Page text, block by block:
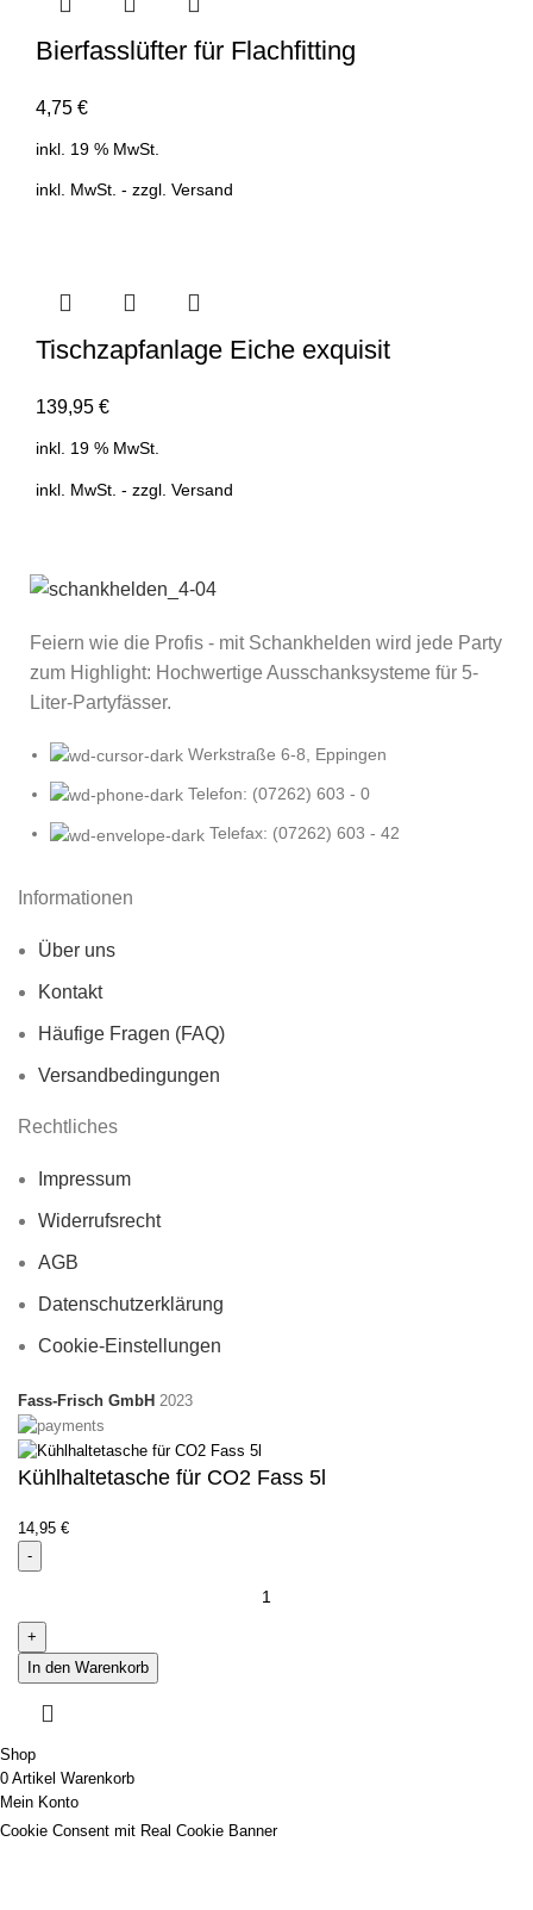
Bierfasslüfter für Flachfitting
4,75 €
inkl. 19 % MwSt.
inkl. MwSt. - zzgl. Versand
Tischzapfanlage Eiche exquisit
139,95 €
inkl. 19 % MwSt.
inkl. MwSt. - zzgl. Versand
Feiern wie die Profis - mit Schankhelden wird jede Party
zum Highlight: Hochwertige Ausschanksysteme für 5-
Liter-Partyfässer.
Werkstraße 6-8, Eppingen
Telefon: (07262) 603 - 0
Telefax: (07262) 603 - 42
Informationen
Über uns
Kontakt
Häufige Fragen (FAQ)
Versandbedingungen
Rechtliches
Impressum
Widerrufsrecht
AGB
Datenschutzerklärung
Cookie-Einstellungen
Fass-Frisch GmbH 2023
Kühlhaltetasche für CO2 Fass 5l
14,95 €
In den Warenkorb
Shop
0 Artikel Warenkorb
Mein Konto
Cookie Consent mit Real Cookie Banner